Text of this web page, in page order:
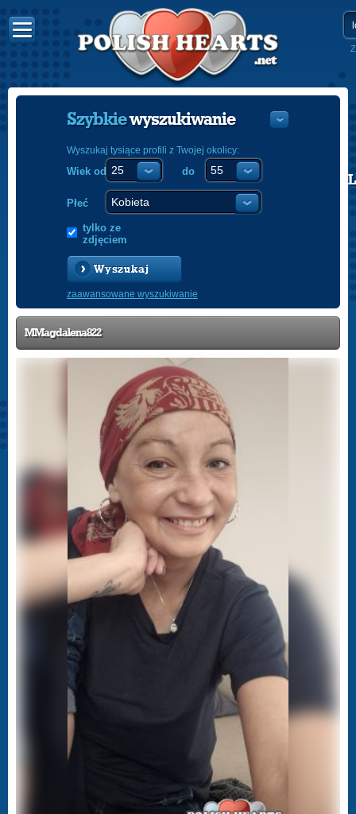
POLISH
Szybkiewyszukiwanie
Wyszukaj tysiące profili z Twojej okolicy:
Wiek od do
Płeć
tylko ze
zdjęciem
Wyszukaj
zaawansowane wyszukiwanie
MMagdalena822